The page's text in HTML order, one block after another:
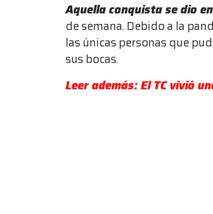
Aquella conquista se dio
de semana. Debido a la
las únicas personas que
sus bocas.
Leer además: El TC vivió